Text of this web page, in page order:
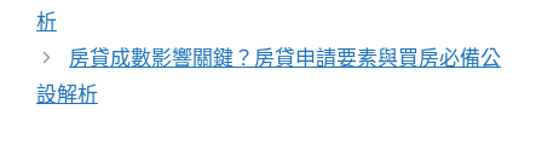
析
房貸成數影響關鍵？房貸申請要素與買房必備公
設解析